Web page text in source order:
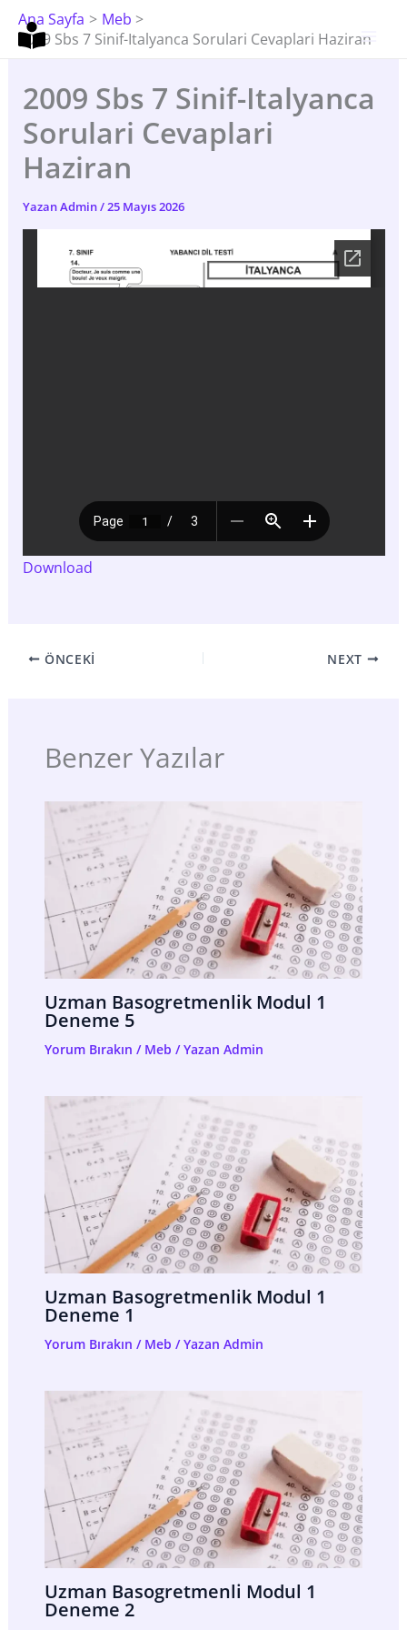
İçeriğe
Atla
Ana Sayfa
Meb
2009 Sbs 7 Sinif-Italyanca Sorulari Cevaplari Haziran
2009 Sbs 7 Sinif-Italyanca
Sorulari Cevaplari
Haziran
YazanAdmin/25 Mayıs 2026
Download
ÖNCEKI NEXT
Benzer Yazılar
Uzman Basogretmenlik Modul 1
Deneme 5
Yorum Bırakın / Meb / Yazan Admin
Uzman Basogretmenlik Modul 1
Deneme 1
Yorum Bırakın / Meb / Yazan Admin
Uzman Basogretmenli Modul 1
Deneme 2